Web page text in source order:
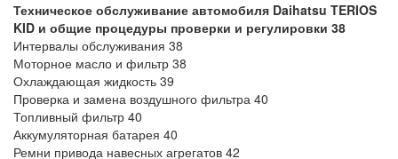
Техническое обслуживание автомобиля Daihatsu TERIOS
KID и общие процедуры проверки и регулировки 38
Интервалы обслуживания 38
Моторное масло и фильтр 38
Охлаждающая жидкость 39
Проверка и замена воздушного фильтра 40
Топливный фильтр 40
Аккумуляторная батарея 40
Ремни привода навесных агрегатов 42